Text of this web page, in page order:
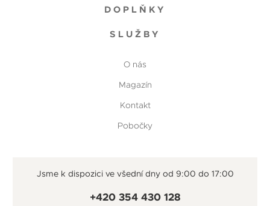
DOPLŇKY
SLUŽBY
O nás
Magazín
Kontakt
Pobočky
Jsme k dispozici ve všední dny od 9:00 do 17:00
+420 354 430 128